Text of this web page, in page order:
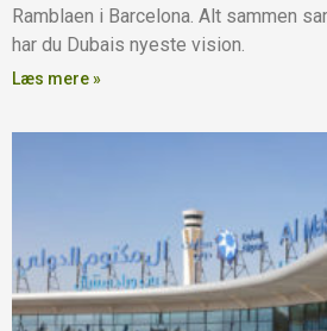
Ramblaen i Barcelona. Alt sammen
har du Dubais nyeste vision.
Læs mere »